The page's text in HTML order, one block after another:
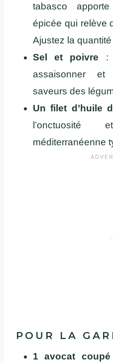
tabasco
épicée qui relève
Ajustez la
Sel et poivre :
assaisonner
saveurs des
Un filet d’huile
méditerranéenne
POUR LA
1 avocat